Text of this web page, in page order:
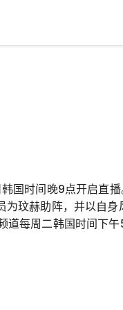
国时间晚9点开启直播
玟赫助阵，并以自身
每周二韩国时间下午